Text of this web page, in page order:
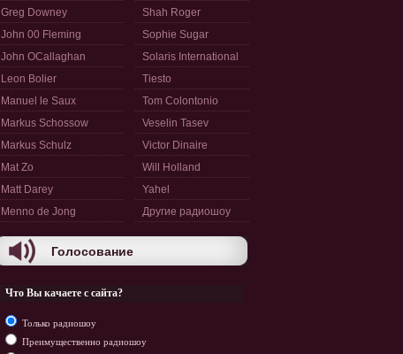
Greg Downey
John 00 Fleming
John OCallaghan
Leon Bolier
Manuel le Saux
Markus Schossow
Markus Schulz
Mat Zo
Matt Darey
Menno de Jong
Shah Roger
Sophie Sugar
Solaris International
Tiesto
Tom Colontonio
Veselin Tasev
Victor Dinaire
Will Holland
Yahel
Другие радиошоу
Голосование
Что Вы качаете с сайта?
Только радиошоу
Преимущественно радиошоу